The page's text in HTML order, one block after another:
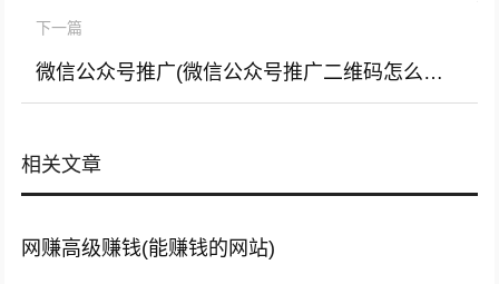
下一篇
微信公众号推广(微信公众号推广二维码怎么获取)
相关文章
网赚高级赚钱(能赚钱的网站)